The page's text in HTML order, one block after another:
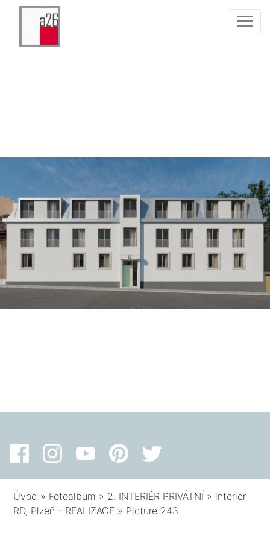
Úvod » Fotoalbum » 2. INTERIÉR PRIVÁTNÍ » interier
RD, Plzeň - REALIZACE » Picture 243